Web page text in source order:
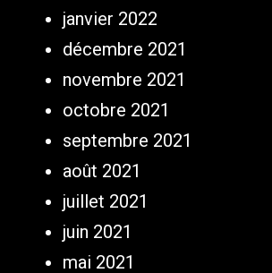
janvier 2022
décembre 2021
novembre 2021
octobre 2021
septembre 2021
août 2021
juillet 2021
juin 2021
mai 2021